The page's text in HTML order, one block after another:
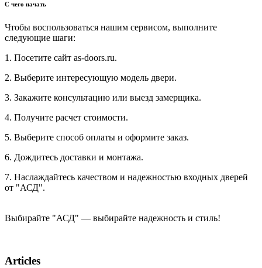
С чего начать
Чтобы воспользоваться нашим сервисом, выполните
следующие шаги:
1. Посетите сайт as-doors.ru.
2. Выберите интересующую модель двери.
3. Закажите консультацию или выезд замерщика.
4. Получите расчет стоимости.
5. Выберите способ оплаты и оформите заказ.
6. Дождитесь доставки и монтажа.
7. Наслаждайтесь качеством и надежностью входных дверей
от "АСД".
Выбирайте "АСД" — выбирайте надежность и стиль!
Articles